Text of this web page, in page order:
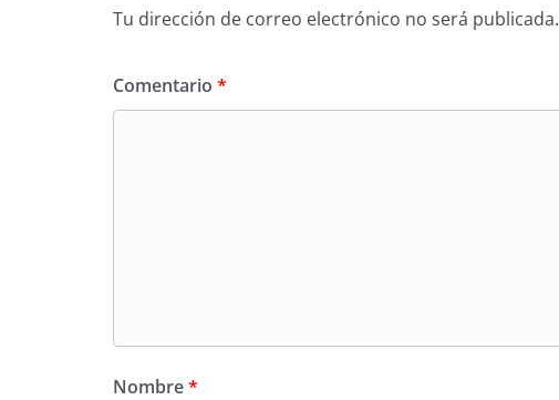
Tu dirección de correo electrónico no será publicada.
Comentario *
Nombre*